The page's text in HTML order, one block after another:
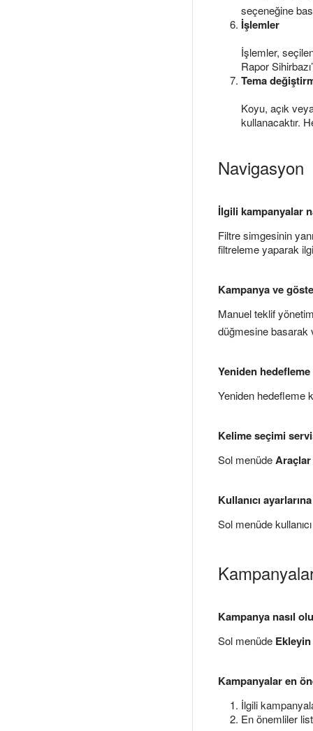
seçeneğine
İşlemler
İşlemler,
Rapor
Tema
Koyu, açık
kullanacaktır.
Navigasyon
İlgili kampanyalar
Filtre simgesinin
filtreleme yaparak
Kampanya ve
Manuel teklif
düğmesine
Yeniden
Yeniden hedefleme
Kelime seçimi
Sol menüdeAraçlar
Kullanıcı
Sol menüde
Kampanya nasıl
Sol menüde Ekleyin
Kampanyalar en
İlgili
En önemliler